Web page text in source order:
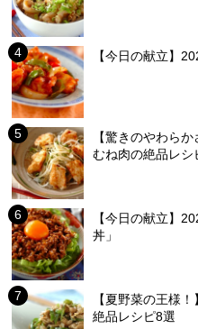
【今日の献立】
【驚きのやわら
むね肉の絶品レシ
【今日の献立】
丼」
【夏野菜の王様
絶品レシピ8選